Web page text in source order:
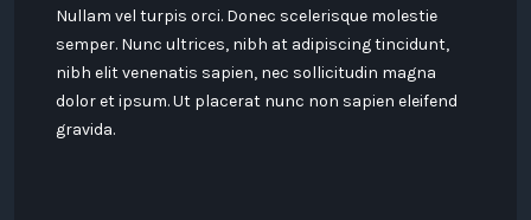
Nullam vel turpis orci. Donec scelerisque molestie
semper. Nunc ultrices, nibh at adipiscing tincidunt,
nibh elit venenatis sapien, nec sollicitudin magna
dolor et ipsum. Ut placerat nunc non sapien eleifend
gravida.